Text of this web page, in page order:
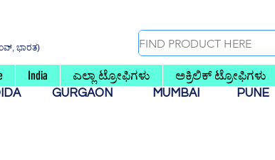
ಭಾರತ)
India ಎಲ್ಲಾ ಟ್ರೋಫಿಗಳು ಅಕ್ರಿಲಿಕ್ ಟ್ರೋಫಿಗಳು
GURGAON MUMBAI PUNE